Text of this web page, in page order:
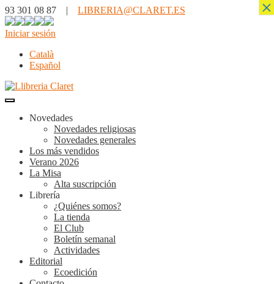
93 301 08 87 | LIBRERIA@CLARET.ES
Iniciar sesión
Català
Español
Novedades
Novedades religiosas
Novedades generales
Los más vendidos
Verano 2026
La Misa
Alta suscripción
Librería
¿Quiénes somos?
La tienda
El Club
Boletín semanal
Actividades
Editorial
Ecoedición
×